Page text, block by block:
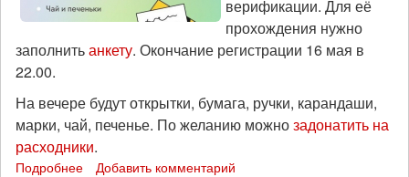
верификации. Для её
прохождения нужно
заполнитьанкету. Окончание регистрации 16 мая в
22.00.
На вечере будут открытки, бумага, ручки, карандаши,
марки, чай, печенье. По желанию можнозадонатить на
расходники.
Подробнее Добавить комментарий